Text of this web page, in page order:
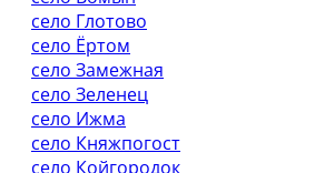
село Глотово
село Ёртом
село Замежная
село Зеленец
село Ижма
село Княжпогост
село Койгородок